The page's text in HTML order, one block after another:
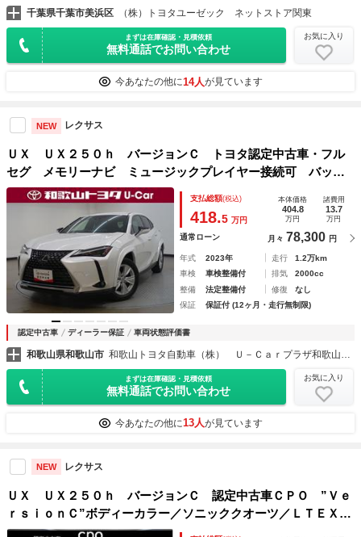
千葉県千葉市美浜区 （株）トヨタユーゼック ネットストア関東
まずは在庫確認・見積依頼
無料通話でお問い合わせ
お気に入り
今あなたの他に14人が見ています
NEW レクサス
ＵＸ ＵＸ２５０ｈ バージョンＣ トヨタ認定中古車・フル
セグ メモリーナビ ミュージックプレイヤー接続可 バック
カメラ 衝突被害軽減システム ＥＴＣ ＬＥＤヘッドランプ
支払総額(税込)
418.5 万円
本体価格
404.8
万円
諸費用
13.7
万円
通常ローン 月々 78,300 円
年式 2023年 走行
1.2万km
車検
車検整備付 排気
2000cc
整備
法定整備付 修復
なし
保証
保証付 (12ヶ月・走行無制限)
認定中古車 ディーラー保証 車両状態評価書
和歌山県和歌山市 和歌山トヨタ自動車（株） Ｕ－Ｃａｒプラザ和歌山インター
まずは在庫確認・見積依頼
無料通話でお問い合わせ
お気に入り
今あなたの他に13人が見ています
NEW レクサス
ＵＸ ＵＸ２５０ｈ バージョンＣ 認定中古車ＣＰＯ ”Ｖｅ
ｒｓｉｏｎＣ”ボディーカラー／ソニッククオーツ／ＬＴＥＸ／
ブラック／ハンズフリーパワーバックドア／三眼フルＬＥＤヘ